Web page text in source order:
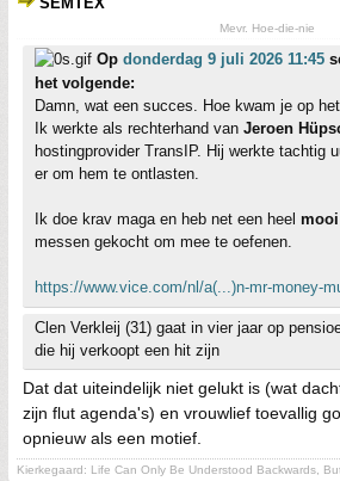
Mevr. Hoe-die-nie
Op donderdag 9 juli 2026 11:45
het volgende:
Damn, wat een succes. Hoe kwam je op
Ik werkte als rechterhand van Jeroen
hostingprovider TransIP. Hij werkte tachtig
er om hem te ontlasten.
Ik doe krav maga en heb net een heel
messen gekocht om mee te oefenen.
https://www.vice.com/nl/a(...)n-mr-money-
Clen Verkleij (31) gaat in vier jaar op
die hij verkoopt een hit zijn
Dat dat uiteindelijk niet gelukt is (wat
zijn flut agenda's) en vrouwlief toevallig
opnieuw als een motief.
Kierkegaard: Life Can Only Be Understood Backwards,